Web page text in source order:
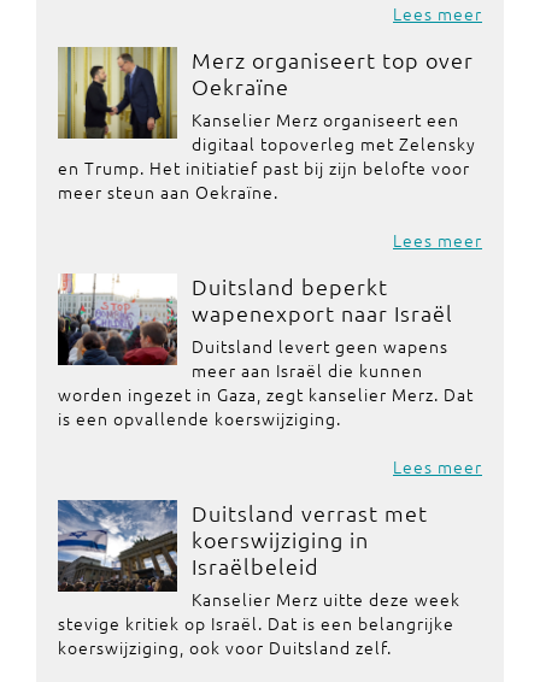
Lees meer
Merz organiseert top over
Oekraïne
Kanselier Merz organiseert een
digitaal topoverleg met Zelensky
en Trump. Het initiatief past bij zijn belofte voor
meer steun aan Oekraïne.
Lees meer
Duitsland beperkt
wapenexport naar Israël
Duitsland levert geen wapens
meer aan Israël die kunnen
worden ingezet in Gaza, zegt kanselier Merz. Dat
is een opvallende koerswijziging.
Lees meer
Duitsland verrast met
koerswijziging in
Israëlbeleid
Kanselier Merz uitte deze week
stevige kritiek op Israël. Dat is een belangrijke
koerswijziging, ook voor Duitsland zelf.